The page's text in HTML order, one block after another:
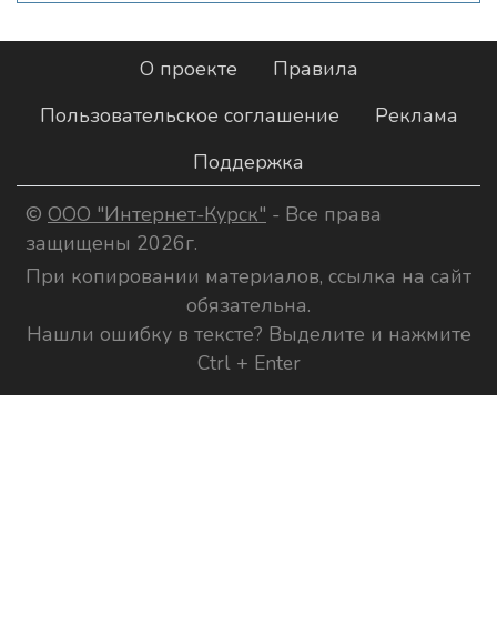
О проекте
Правила
Пользовательское соглашение
Реклама
Поддержка
© ООО "Интернет-Курск" - Все права
защищены 2026г.
При копировании материалов, ссылка на сайт
обязательна.
Нашли ошибку в тексте? Выделите и нажмите
Ctrl + Enter